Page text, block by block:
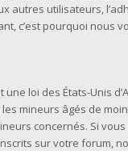
autres utilisateurs,
c’est pourquoi nous
une loi des États-Unis
mineurs âgés de
concernés. Si
sur votre forum,